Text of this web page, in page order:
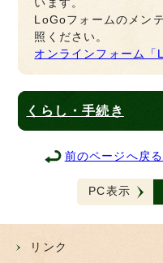
います。
LoGoフォームのメン
照ください。
オンラインフォーム「
くらし・手続き
前のページへ戻る
PC表示
リンク